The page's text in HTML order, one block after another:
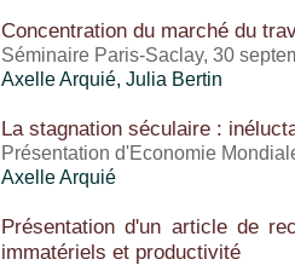
Concentration du marché du
Séminaire Paris-Saclay, 30
Axelle Arquié, Julia Bertin
La stagnation séculaire :
Présentation d'Economie
Axelle Arquié
Présentation d'un article de
immatériels et productivité